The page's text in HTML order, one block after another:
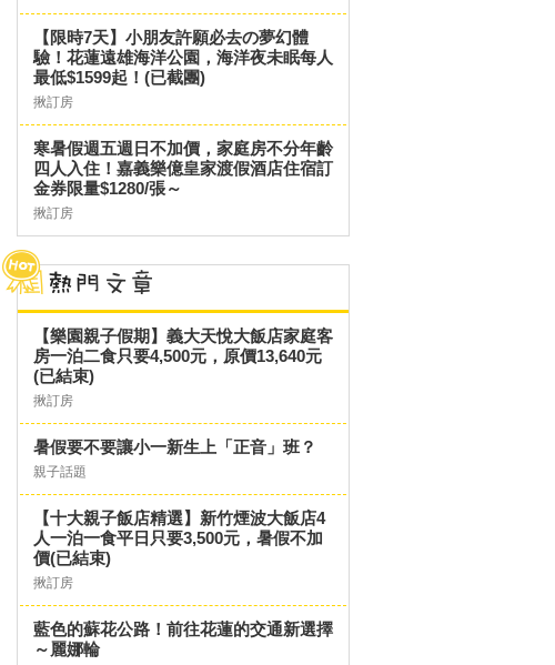
【限時7天】小朋友許願必去の夢幻體
驗！花蓮遠雄海洋公園，海洋夜未眠每人
最低$1599起！(已截團)
揪訂房
寒暑假週五週日不加價，家庭房不分年齡
四人入住！嘉義樂億皇家渡假酒店住宿訂
金券限量$1280/張～
揪訂房
【樂園親子假期】義大天悅大飯店家庭客
房一泊二食只要4,500元，原價13,640元
(已結束)
揪訂房
暑假要不要讓小一新生上「正音」班？
親子話題
【十大親子飯店精選】新竹煙波大飯店4
人一泊一食平日只要3,500元，暑假不加
價(已結束)
揪訂房
藍色的蘇花公路！前往花蓮的交通新選擇
～麗娜輪